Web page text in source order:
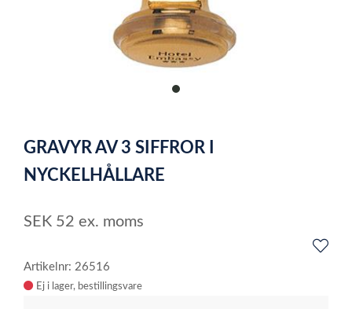
item
of
1
GRAVYR AV 3 SIFFROR I
NYCKELHÅLLARE
SEK 52 ex. moms
Artikelnr: 26516
Ej i lager